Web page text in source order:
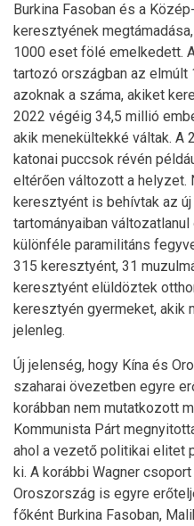
Burkina Fasoban és a
keresztyének
1000 eset fölé emelkedett.
tartozó országban az elmúlt
azoknak a száma, akiket
2022 végéig 34,5 millió
akik menekültekké váltak.
katonai puccsok révén
eltérően változott a helyzet.
keresztyént is behívtak az
tartományaiban
különféle paramilitáns
315 keresztyént, 31
keresztyént elüldöztek
keresztyén gyermeket, akik
jelenleg.
Új jelenség, hogy Kína és
szaharai övezetben egyre
korábban nem mutatkozott
Kommunista Párt
ahol a vezető politikai elitet
ki. A korábbi Wagner
Oroszország is egyre
főként Burkina Fasoban,